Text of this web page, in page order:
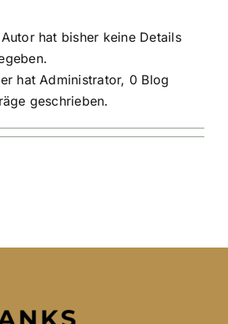
hat bisher keine Details
hat Administrator, 0 Blog
geschrieben.